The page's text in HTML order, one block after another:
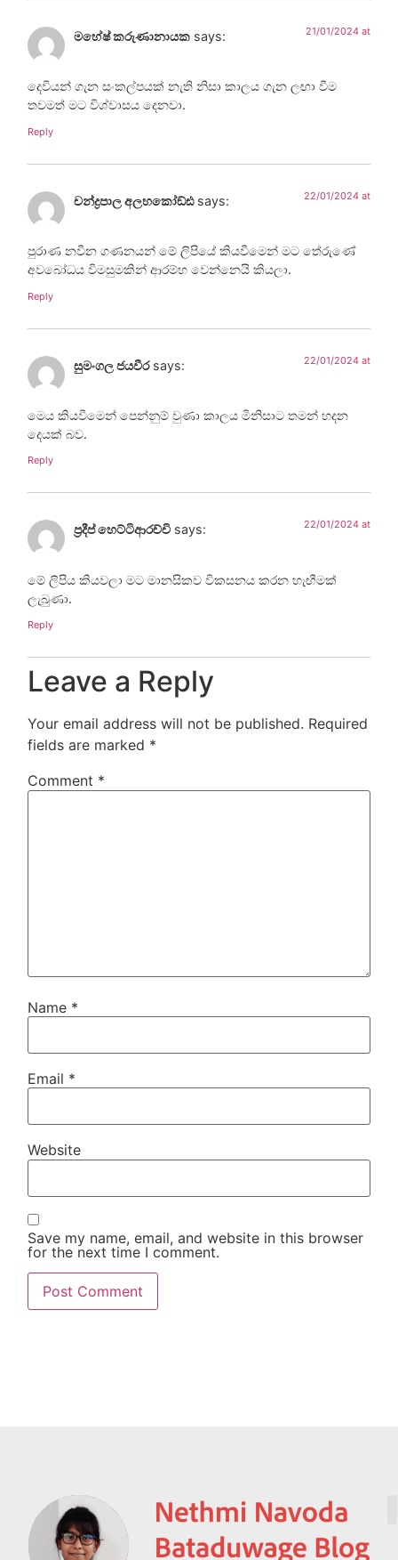
මහේෂ් කරුණානායක says: 21/01/2024 at
දෙවියන් ගැන සංකල්පයක් නැති නිසා කාලය ගැන ලඟා වීම
තවමත් මට විශ්වාසය දෙනවා.
Reply
චන්ද්‍රපාල අලහකෝඞ්ඪ says: 22/01/2024 at
පුරාණ නවීන ගණනයන් මේ ලිපියේ කියවීමෙන් මට තේරුණේ
අවබෝධය විමසුමකින් ආරම්භ වෙන්නෙයි කියලා.
Reply
සුමංගල ජයවීර says: 22/01/2024 at
මෙය කියවීමෙන් පෙන්නුම් වුණා කාලය මිනිසාට තමන් හදන
දෙයක් බව.
Reply
ප්‍රදීප් හෙට්ටිආරච්චි says: 22/01/2024 at
මේ ලිපිය කියවලා මට මානසිකව විකසනය කරන හැඟීමක්
ලැබුණා.
Reply
Leave a Reply
Your email address will not be published. Required
fields are marked *
Comment *
Name *
Email *
Website
Save my name, email, and website in this browser
for the next time I comment.